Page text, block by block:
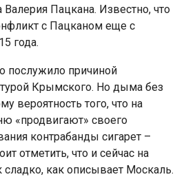
Пацкана. Известно, что
с Пацканом еще с
года.
послужило причиной
Крымского. Но дыма без
вероятность того, что на
«продвигают» своего
контрабанды сигарет –
отметить, что и сейчас на
сладко, как описывает Москаль.